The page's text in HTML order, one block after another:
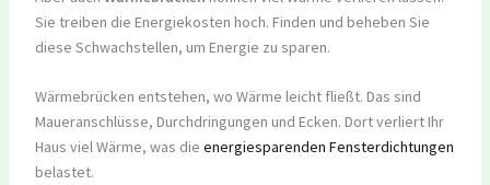
Sie treiben die Energiekosten hoch. Finden und beheben Sie
diese Schwachstellen, um Energie zu sparen.
Wärmebrücken entstehen, wo Wärme leicht fließt. Das sind
Maueranschlüsse, Durchdringungen und Ecken. Dort verliert Ihr
Haus viel Wärme, was die energiesparenden Fensterdichtungen
belastet.